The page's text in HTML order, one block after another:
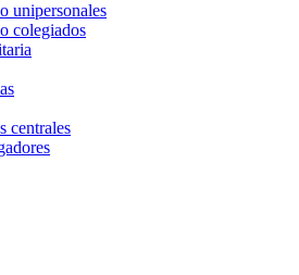
unipersonales
colegiados
centrales